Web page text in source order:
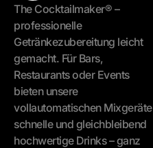
The Cocktailmaker® –
professionelle
Getränkezubereitung leicht
gemacht. Für Bars,
Restaurants oder Events
bieten unsere
vollautomatischen Mixgeräte
schnelle und gleichbleibend
hochwertige Drinks – ganz